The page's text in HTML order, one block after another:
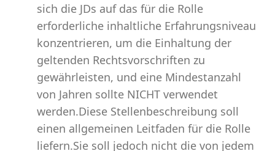
sich die JDs auf das für die Rolle
erforderliche inhaltliche Erfahrungsniveau
konzentrieren, um die Einhaltung der
geltenden Rechtsvorschriften zu
gewährleisten, und eine Mindestanzahl
von Jahren sollte NICHT verwendet
werden.Diese Stellenbeschreibung soll
einen allgemeinen Leitfaden für die Rolle
liefern.Sie soll jedoch nicht die von jedem